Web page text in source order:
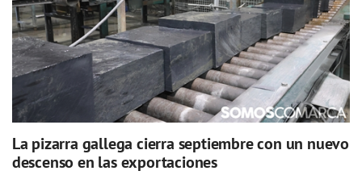
La pizarra gallega cierra septiembre con un nuevo
descenso en las exportaciones